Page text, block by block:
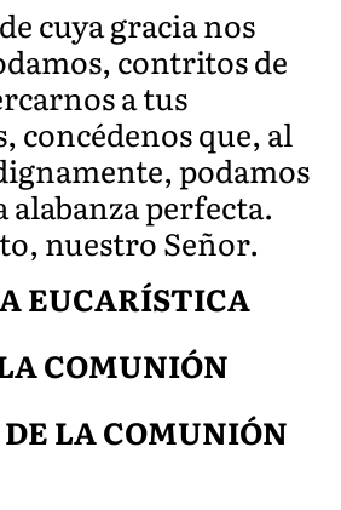
cuya gracia nos
contritos de
a tus
concédenos que, al
podamos
perfecta.
nuestro Señor.
EUCARÍSTICA
COMUNIÓN
LA COMUNIÓN